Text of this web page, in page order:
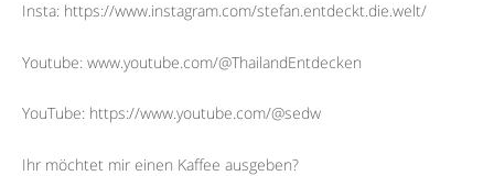
Insta: https://www.instagram.com/stefan.entdeckt.die.welt/
Youtube: www.youtube.com/@ThailandEntdecken
YouTube: https://www.youtube.com/@sedw
Ihr möchtet mir einen Kaffee ausgeben?